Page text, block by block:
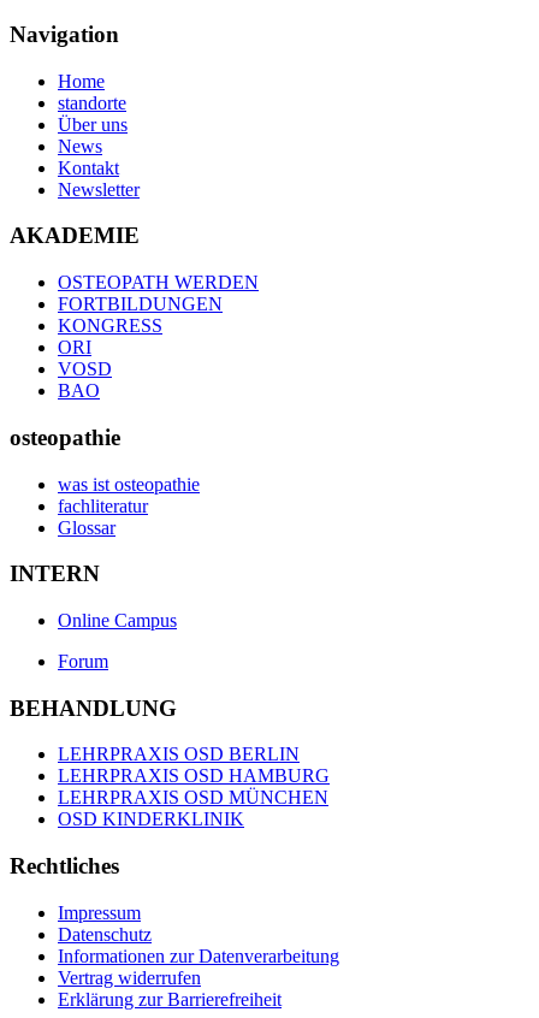
Navigation
Home
standorte
Über uns
News
Kontakt
Newsletter
AKADEMIE
OSTEOPATH WERDEN
FORTBILDUNGEN
KONGRESS
ORI
VOSD
BAO
osteopathie
was ist osteopathie
fachliteratur
Glossar
INTERN
Online Campus
Forum
BEHANDLUNG
LEHRPRAXIS OSD BERLIN
LEHRPRAXIS OSD HAMBURG
LEHRPRAXIS OSD MÜNCHEN
OSD KINDERKLINIK
Rechtliches
Impressum
Datenschutz
Informationen zur Datenverarbeitung
Vertrag widerrufen
Erklärung zur Barrierefreiheit